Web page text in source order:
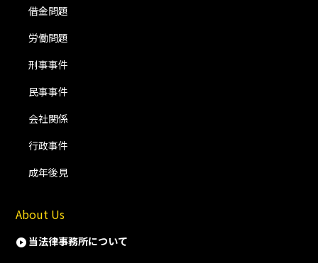
借金問題
労働問題
刑事事件
民事事件
会社関係
行政事件
成年後見
About Us
当法律事務所について